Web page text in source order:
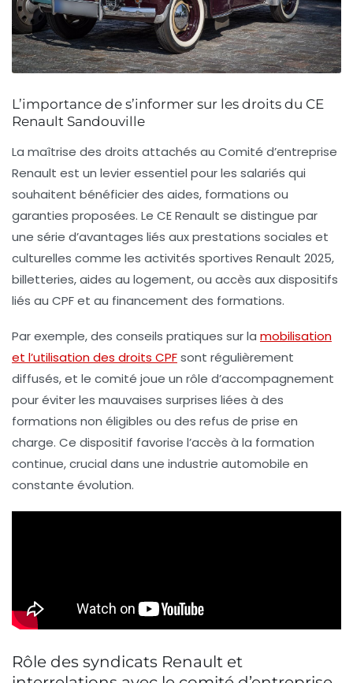
L’importance de s’informer sur les droits du CE
Renault Sandouville
La maîtrise des droits attachés au Comité d’entreprise
Renault est un levier essentiel pour les salariés qui
souhaitent bénéficier des aides, formations ou
garanties proposées. Le CE Renault se distingue par
une série d’avantages liés aux prestations sociales et
culturelles comme les activités sportives Renault 2025,
billetteries, aides au logement, ou accès aux dispositifs
liés au CPF et au financement des formations.
Par exemple, des conseils pratiques sur la mobilisation
et l’utilisation des droits CPFsont régulièrement
diffusés, et le comité joue un rôle d’accompagnement
pour éviter les mauvaises surprises liées à des
formations non éligibles ou des refus de prise en
charge. Ce dispositif favorise l’accès à la formation
continue, crucial dans une industrie automobile en
constante évolution.
Rôle des syndicats Renault et